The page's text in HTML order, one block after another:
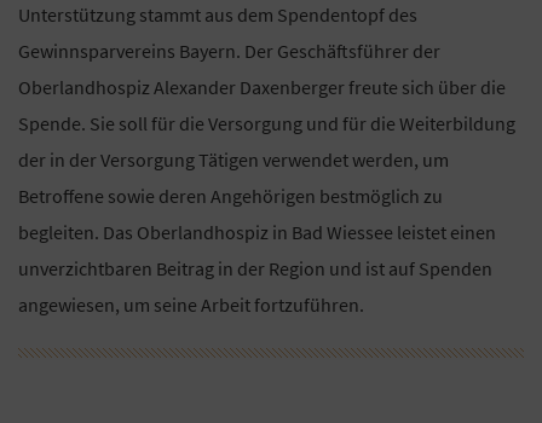
Unterstützung stammt aus dem Spendentopf des
Gewinnsparvereins Bayern. Der Geschäftsführer der
Oberlandhospiz Alexander Daxenberger freute sich über die
Spende. Sie soll für die Versorgung und für die Weiterbildung
der in der Versorgung Tätigen verwendet werden, um
Betroffene sowie deren Angehörigen bestmöglich zu
begleiten. Das Oberlandhospiz in Bad Wiessee leistet einen
unverzichtbaren Beitrag in der Region und ist auf Spenden
angewiesen, um seine Arbeit fortzuführen.